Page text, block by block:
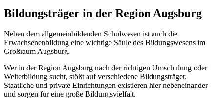
Bildungsträger in der Region Augsburg
Neben dem allgemeinbildenden Schulwesen ist auch die
Erwachsenenbildung eine wichtige Säule des Bildungswesens im
Großraum Augsburg.
Wer in der Region Augsburg nach der richtigen Umschulung oder
Weiterbildung sucht, stößt auf verschiedene Bildungsträger.
Staatliche und private Einrichtungen existieren hier nebeneinander
und sorgen für eine große Bildungsvielfalt.